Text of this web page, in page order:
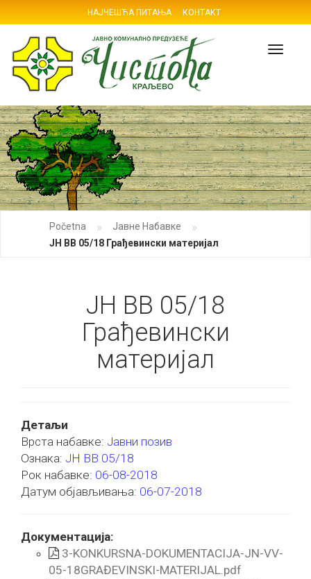
НАЈЧЕШЋА ПИТАЊА КОНТАКТ
Početna » Јавне Набавке »
ЈН ВВ 05/18 Грађевински материјал
ЈН ВВ 05/18
Грађевински
материјал
Детаљи
Врста набавке: Јавни позив
Ознака: ЈН ВВ 05/18
Рок набавке: 06-08-2018
Датум објављивања: 06-07-2018
Документација:
3-KONKURSNA-DOKUMENTACIJA-JN-VV-
05-18GRAĐEVINSKI-MATERIJAL.pdf